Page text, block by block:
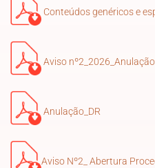
Conteúdos genéricos e
Aviso
Anulação_DR
Aviso Nº2_ Abertura